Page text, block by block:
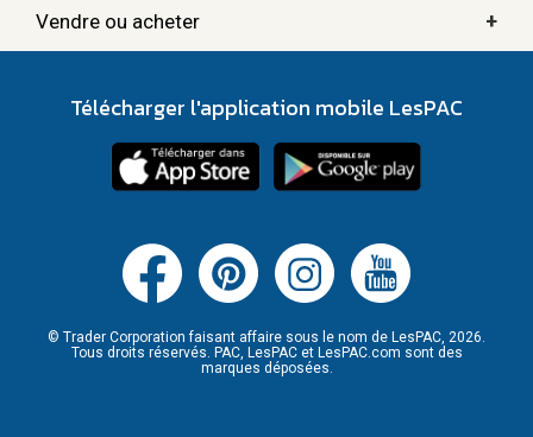
Vendre ou acheter +
Télécharger l'application mobile LesPAC
© Trader Corporation faisant affaire sous le nom de LesPAC, 2026.
Tous droits réservés. PAC, LesPAC et LesPAC.com sont des
marques déposées.